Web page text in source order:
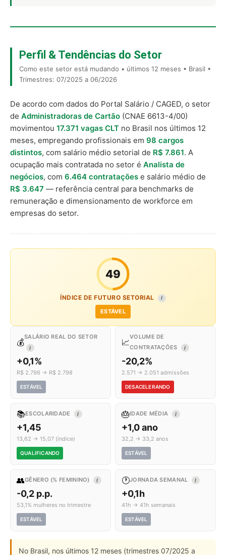
Perfil & Tendências do Setor
Como este setor está mudando • últimos 12 meses • Brasil •
Trimestres: 07/2025 a 06/2026
De acordo com dados do Portal Salário / CAGED, o setor
de Administradoras de Cartão (CNAE 6613-4/00)
movimentou 17.371 vagas CLT no Brasil nos últimos 12
meses, empregando profissionais em 98 cargos
distintos, com salário médio setorial de R$ 7.861. A
ocupação mais contratada no setor é Analista de
negócios, com 6.464 contratações e salário médio de
R$ 3.647 — referência central para benchmarks de
remuneração e dimensionamento de workforce em
empresas do setor.
49
ÍNDICE DE FUTURO SETORIAL I
ESTÁVEL
💰
SALÁRIO REAL DO SETOR
I
+0,1%
R$ 2.796 → R$ 2.798
ESTÁVEL
📈
VOLUME DE
CONTRATAÇÕES
I
-20,2%
2.571 → 2.051 admissões
DESACELERANDO
📚ESCOLARIDADE I
+1,45
13,62 → 15,07 (índice)
QUALIFICANDO
🎂IDADE MÉDIA I
+1,0 ano
32,2 → 33,2 anos
ESTÁVEL
👥GÊNERO (% FEMININO) I
-0,2 p.p.
53,1% mulheres no trimestre
ESTÁVEL
🕐JORNADA SEMANAL I
+0,1h
41h → 41h semanais
ESTÁVEL
No Brasil, nos últimos 12 meses (trimestres 07/2025 a